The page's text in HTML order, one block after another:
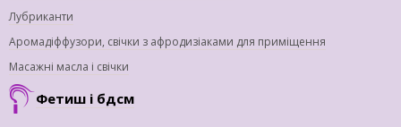
Лубриканти
Аромадіффузори, свічки з афродизіаками для приміщення
Масажні масла і свічки
Фетиш і бдсм